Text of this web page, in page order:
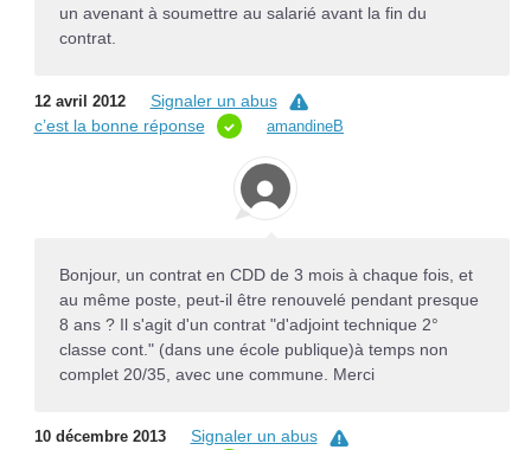
un avenant à soumettre au salarié avant la fin du
contrat.
12 avril 2012
Signaler un abus
c’est la bonne réponse
amandineB
Bonjour, un contrat en CDD de 3 mois à chaque fois, et
au même poste, peut-il être renouvelé pendant presque
8 ans ? Il s'agit d'un contrat "d'adjoint technique 2°
classe cont." (dans une école publique)à temps non
complet 20/35, avec une commune. Merci
10 décembre 2013
Signaler un abus